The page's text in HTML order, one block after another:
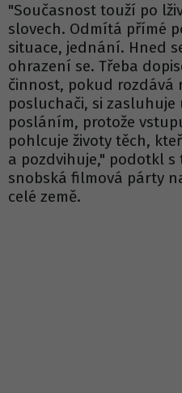
"Současnost touží po
slovech. Odmítá přímé
situace, jednání. Hned
ohrazení se. Třeba
činnost, pokud rozdává
posluchači, si
posláním, protože
pohlcuje životy těch,
a pozdvihuje," podotkl
snobská filmová párty
celé země.